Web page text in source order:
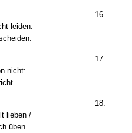
16.
leiden:
17.
nicht:
18.
lieben /
üben.